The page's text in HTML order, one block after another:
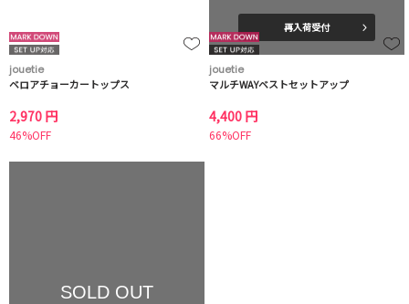
jouetie
ベロアチョーカートップス
2,970 円
46%OFF
再入荷受付
jouetie
マルチWAYベストセットアップ
4,400 円
66%OFF
SOLD OUT